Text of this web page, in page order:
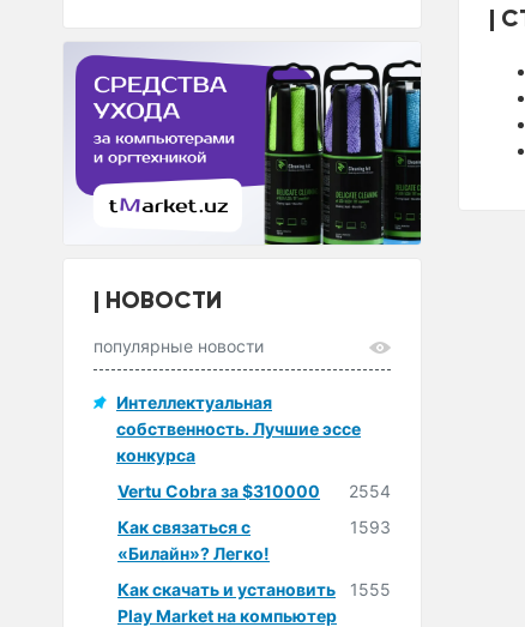
НОВОСТИ
популярные новости
Интеллектуальная
собственность. Лучшие эссе
конкурса
Vertu Cobra за $310000
2554
Как связаться с
«Билайн»? Легко!
1593
Как скачать и установить
Play Market на компьютер
1555